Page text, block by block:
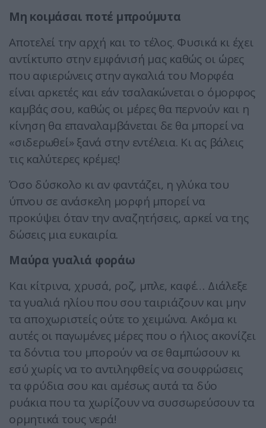
Μη κοιμάσαι ποτέ μπρούμυτα
Αποτελεί την αρχή και το τέλος. Φυσικά κι έχει
αντίκτυπο στην εμφάνισή μας καθώς οι ώρες
που αφιερώνεις στην αγκαλιά του Μορφέα
είναι αρκετές και εάν τσαλακώνεται ο όμορφος
καμβάς σου, καθώς οι μέρες θα περνούν και η
κίνηση θα επαναλαμβάνεται δε θα μπορεί να
«σιδερωθεί» ξανά στην εντέλεια. Κι ας βάλεις
τις καλύτερες κρέμες!
Όσο δύσκολο κι αν φαντάζει, η γλύκα του
ύπνου σε ανάσκελη μορφή μπορεί να
προκύψει όταν την αναζητήσεις, αρκεί να της
δώσεις μια ευκαιρία.
Μαύρα γυαλιά φοράω
Και κίτρινα, χρυσά, ροζ, μπλε, καφέ… Διάλεξε
τα γυαλιά ηλίου που σου ταιριάζουν και μην
τα αποχωριστείς ούτε το χειμώνα. Ακόμα κι
αυτές οι παγωμένες μέρες που ο ήλιος ακονίζει
τα δόντια του μπορούν να σε θαμπώσουν κι
εσύ χωρίς να το αντιληφθείς να σουφρώσεις
τα φρύδια σου και αμέσως αυτά τα δύο
ρυάκια που τα χωρίζουν να συσσωρεύσουν τα
ορμητικά τους νερά!